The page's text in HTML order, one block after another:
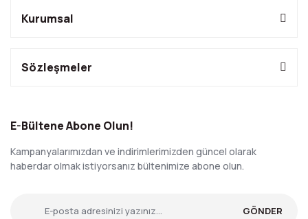
Kurumsal
Sözleşmeler
E-Bültene Abone Olun!
Kampanyalarımızdan ve indirimlerimizden güncel olarak
haberdar olmak istiyorsanız bültenimize abone olun.
GÖNDER